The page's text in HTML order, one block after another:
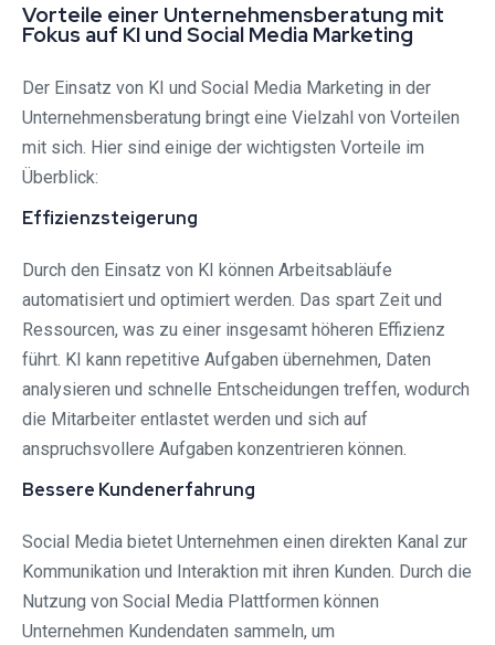
Vorteile einer Unternehmensberatung mit
Fokus auf KI und Social Media Marketing
Der Einsatz von KI und Social Media Marketing in der
Unternehmensberatung bringt eine Vielzahl von Vorteilen
mit sich. Hier sind einige der wichtigsten Vorteile im
Überblick:
Effizienzsteigerung
Durch den Einsatz von KI können Arbeitsabläufe
automatisiert und optimiert werden. Das spart Zeit und
Ressourcen, was zu einer insgesamt höheren Effizienz
führt. KI kann repetitive Aufgaben übernehmen, Daten
analysieren und schnelle Entscheidungen treffen, wodurch
die Mitarbeiter entlastet werden und sich auf
anspruchsvollere Aufgaben konzentrieren können.
Bessere Kundenerfahrung
Social Media bietet Unternehmen einen direkten Kanal zur
Kommunikation und Interaktion mit ihren Kunden. Durch die
Nutzung von Social Media Plattformen können
Unternehmen Kundendaten sammeln, um